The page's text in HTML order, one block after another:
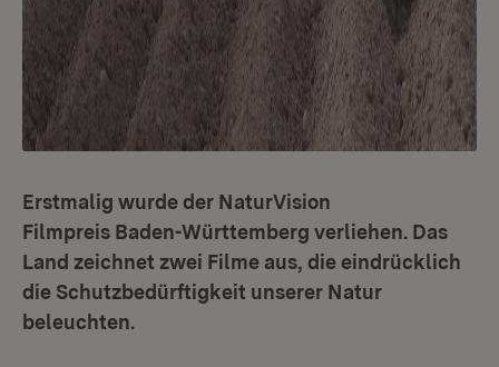
Erstmalig wurde der NaturVision
Filmpreis Baden-Württemberg verliehen. Das
Land zeichnet zwei Filme aus, die eindrücklich
die Schutzbedürftigkeit unserer Natur
beleuchten.